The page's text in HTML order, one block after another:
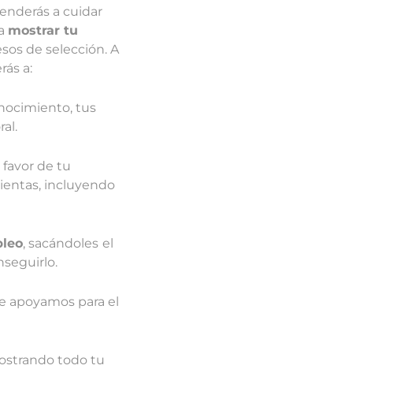
a cuidar
mostrar tu
de selección. A
a:
tus
favor de tu
incluyendo
, sacándoles el
apoyamos para el
todo tu